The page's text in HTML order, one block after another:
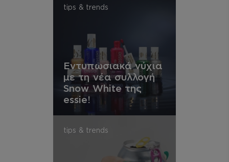
tips & trends
Εντυπωσιακά νύχια
με τη νέα συλλογή
Snow White της
essie!
tips & trends